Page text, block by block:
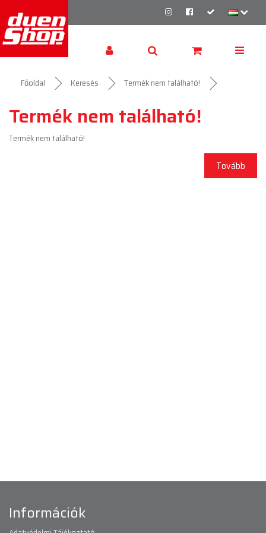
Főoldal Keresés Termék nem található!
Termék nem található!
Termék nem található!
Tovább
Információk